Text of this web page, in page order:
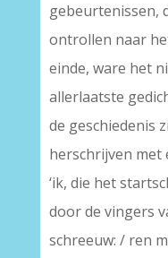
gebeurtenissen,
ontrollen naar
einde, ware het
allerlaatste
de geschiedenis
herschrijven met
‘ik, die het
door de vingers
schreeuw: / ren